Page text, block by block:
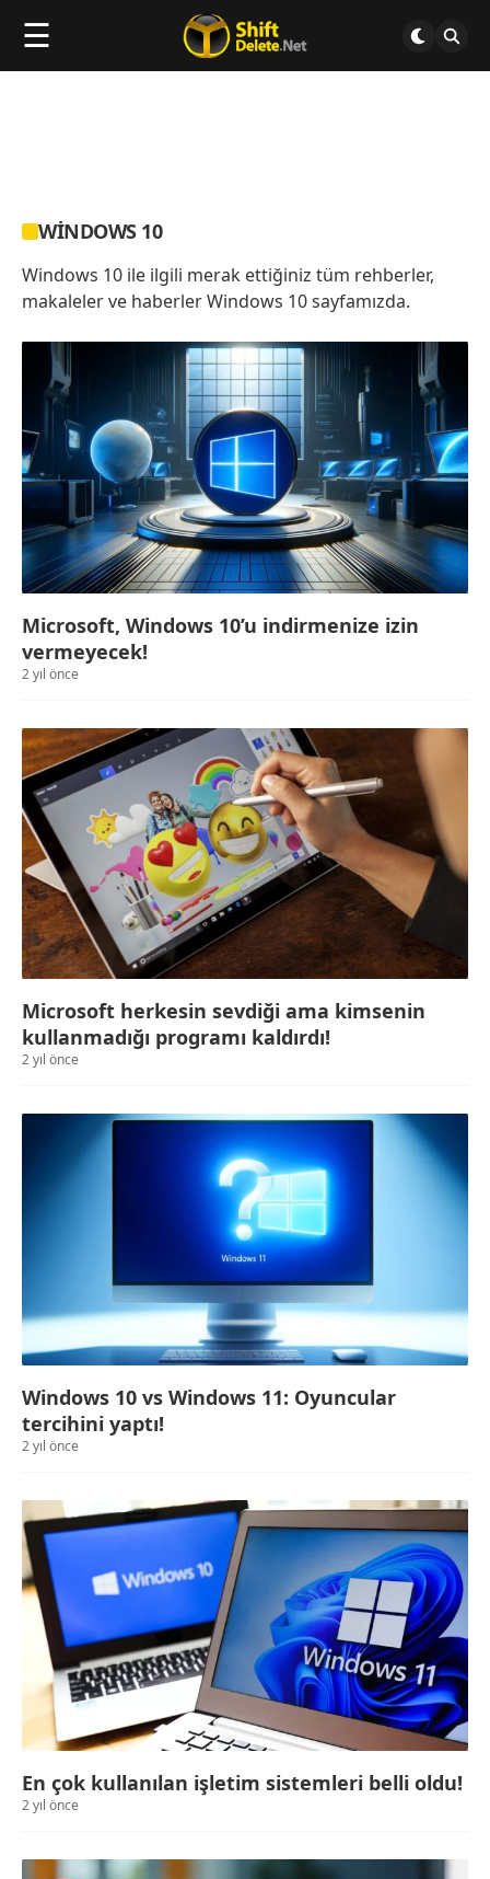
☰
WINDOWS 10
Windows 10 ile ilgili merak ettiğiniz tüm rehberler,
makaleler ve haberler Windows 10 sayfamızda.
Microsoft, Windows 10’u indirmenize izin
vermeyecek!
2 yıl önce
Microsoft herkesin sevdiği ama kimsenin
kullanmadığı programı kaldırdı!
2 yıl önce
Windows 10 vs Windows 11: Oyuncular
tercihini yaptı!
2 yıl önce
En çok kullanılan işletim sistemleri belli oldu!
2 yıl önce